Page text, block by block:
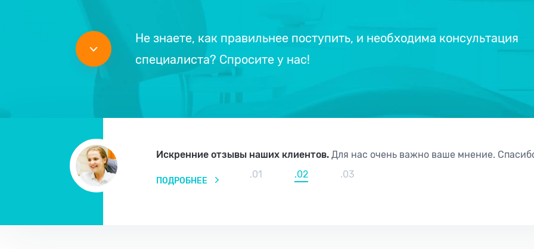
Не знаете, как правильнее поступить, и необходима консультация
специалиста? Спросите у нас!
Искренние отзывы наших клиентов. Для нас очень важно ваше мнение.
ПОДРОБНЕЕ
.01 .02 .03